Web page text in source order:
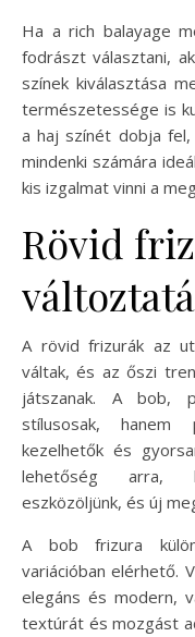
Ha a rich balayage
fodrászt választani,
színek kiválasztása
természetessége is
a haj színét dobja
mindenki számára
kis izgalmat vinni a
Rövid
A rövid frizurák az
váltak, és az őszi
játszanak. A bob,
stílusosak, hanem
kezelhetők és
lehetőség arra,
eszközöljünk, és új
A bob frizura
variációban elérhető.
elegáns és modern,
textúrát és mozgást